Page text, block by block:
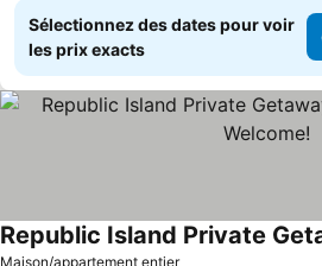
Sélectionnez des dates pour voir
les prix exacts
Maison/appartement entier